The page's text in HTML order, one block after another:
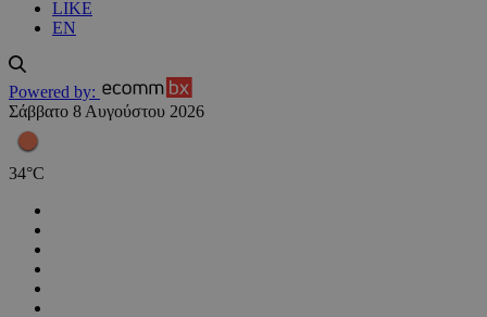
LIKE
EN
Powered by:
Σάββατο 8 Αυγούστου 2026
34°C